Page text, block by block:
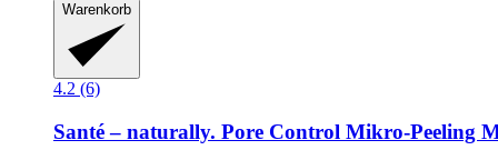
Warenkorb
4.2 (6)
Santé – naturally. Pore Control Mikro-​Peeling